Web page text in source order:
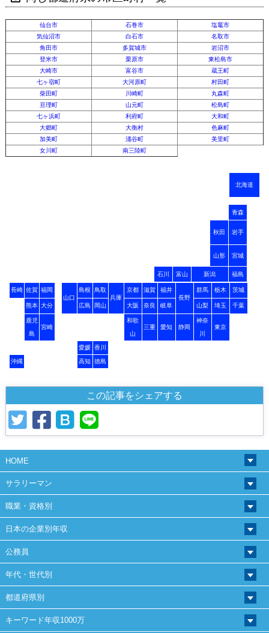
仙台市 石巻市
塩竈市
気仙沼市
白石市
名取市
角田市
多賀城市
岩沼市
登米市
栗原市
東松島市
大崎市
富谷市
蔵王町
七ヶ宿町
大河原町
村田町
柴田町
川崎町
丸森町
亘理町
山元町
松島町
七ヶ浜町
利府町
大和町
大郷町
大衡村
色麻町
加美町
涌谷町
美里町
女川町
南三陸町
北海道
青森
秋田 岩手
山形 宮城
石川 富山 新潟 福島
長崎 佐賀 福岡
山口
島根
鳥取
兵庫
京都 滋賀
福井
長野
群馬 栃木 茨城
熊本 大分 広島 岡山 大阪 奈良 岐阜 山梨 埼玉 千葉
鹿児
島
宮崎
和歌
山
三重 愛知 静岡
神奈
川
東京
愛媛 香川
沖縄 高知 徳島
この記事をシェアする
HOME
サラリーマン
職業・資格別
日本の企業別年収
公務員
年代・世代別
都道府県別
キーワード年収1000万